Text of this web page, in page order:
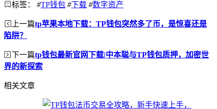
标签： #TP钱包 #下载 #数字资产
上一篇tp苹果本地下载：TP钱包突然多了币，是惊喜还是
陷阱？
下一篇tp钱包最新官网下载|中本聪与TP钱包质押，加密世
界的新探索
相关文章